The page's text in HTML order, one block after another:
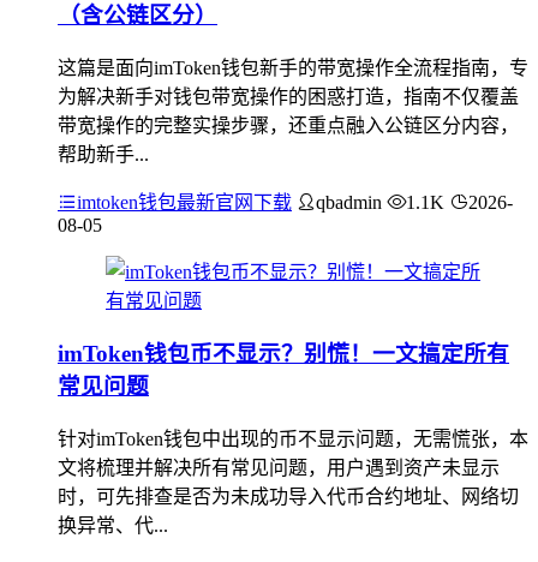
（含公链区分）
这篇是面向imToken钱包新手的带宽操作全流程指南，专
为解决新手对钱包带宽操作的困惑打造，指南不仅覆盖
带宽操作的完整实操步骤，还重点融入公链区分内容，
帮助新手...
imtoken钱包最新官网下载 qbadmin 1.1K
2026-
08-05
imToken钱包币不显示？别慌！一文搞定所有
常见问题
针对imToken钱包中出现的币不显示问题，无需慌张，本
文将梳理并解决所有常见问题，用户遇到资产未显示
时，可先排查是否为未成功导入代币合约地址、网络切
换异常、代...